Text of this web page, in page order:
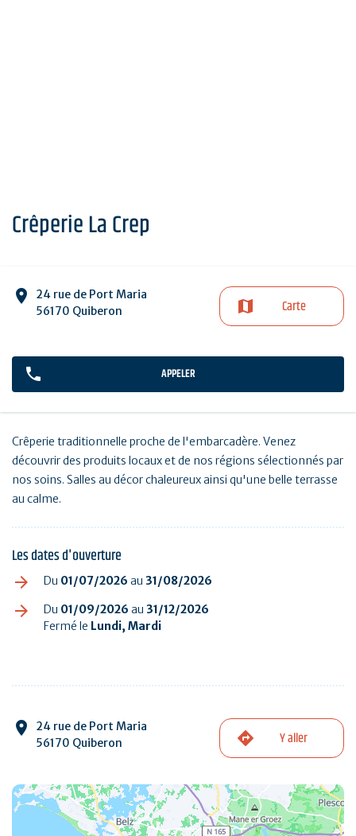
Crêperie La Crep
24 rue de Port Maria
56170 Quiberon
Carte
APPELER
Crêperie traditionnelle proche de l'embarcadère. Venez
découvrir des produits locaux et de nos régions sélectionnés par
nos soins. Salles au décor chaleureux ainsi qu'une belle terrasse
au calme.
Les dates d'ouverture
Du 01/07/2026 au 31/08/2026
Du 01/09/2026 au 31/12/2026
Fermé le Lundi, Mardi
24 rue de Port Maria
56170 Quiberon
Y aller